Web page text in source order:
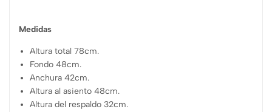
Medidas
Altura total 78cm.
Fondo 48cm.
Anchura 42cm.
Altura al asiento 48cm.
Altura del respaldo 32cm.